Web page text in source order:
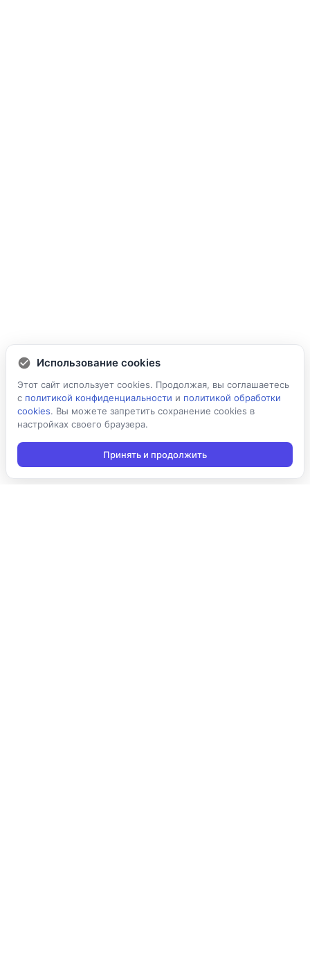
Использование cookies
Этот сайт использует cookies. Продолжая, вы соглашаетесь
с политикой конфиденциальности и политикой обработки
cookies. Вы можете запретить сохранение cookies в
настройках своего браузера.
Принять и продолжить